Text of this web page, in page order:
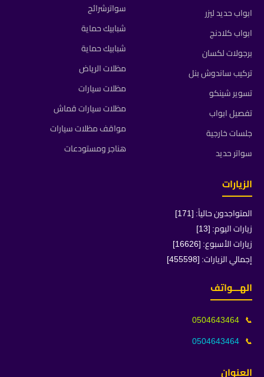
ابواب حديد ليزر
ابواب كلادنج
برجولات لكسان
تركيب ساندوش بنل
تسوير شينكو
تفصيل ابواب
جلسات خارجية
سواتر حديد
سواترشرائح
شبابيك حماية
شبابيك حماية
مظلات الرياض
مظلات سيارات
مظلات سيارات قماش
مواقف مظلات سيارات
هناجر ومستودعات
الزيارات
المتواجدون حالياً: [171]
زيارات اليوم: [13]
زيارات الأسبوع: [16626]
إجمالي الزيارات: [455598]
الهـــواتف
📞
0504643464
📞
0504643464
العنوان